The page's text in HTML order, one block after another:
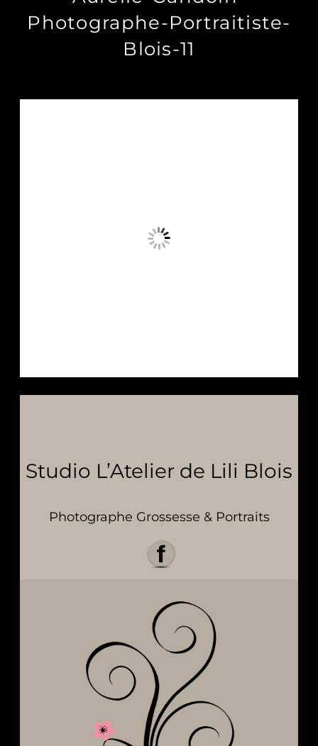
Photographe-Portraitiste-
Blois-11
Studio L’Atelier de Lili Blois
Photographe Grossesse & Portraits